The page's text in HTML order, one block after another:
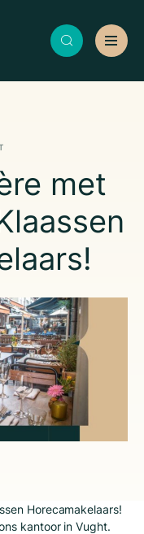
met
Horecamakelaars!
kantoor in Vught.